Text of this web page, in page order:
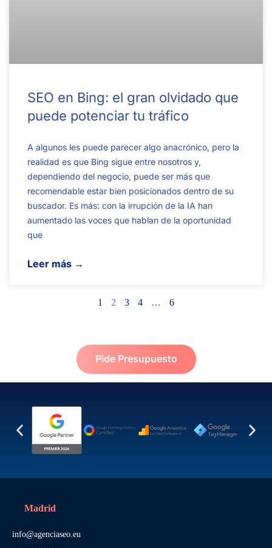
SEO en Bing: el gran olvidado que
puede potenciar tu tráfico
A algunos les puede parecer algo anacrónico, pero la
realidad es que Bing sigue entre nosotros y,
dependiendo del negocio, puede ser más que
recomendable estar bien posicionados dentro de su
buscador. Es más: con la irrupción de la IA han
aumentado las voces que hablan de la oportunidad
que
Leer más →
1 2 3 4 … 6
Pide Presupuesto
Madrid
info@agenciaseo.eu